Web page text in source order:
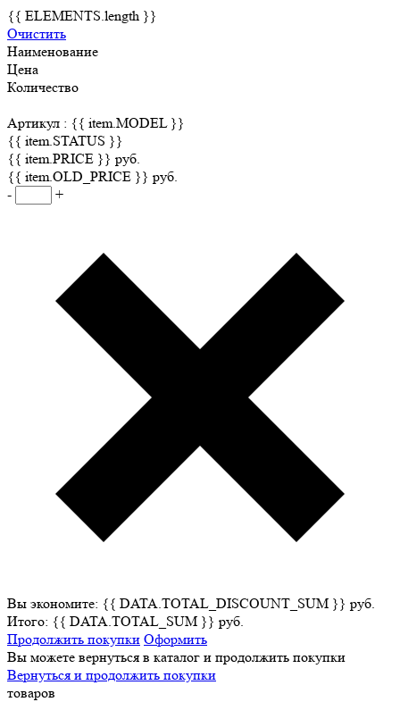
{{ ELEMENTS.length }}
Очистить
Наименование
Цена
Количество
Артикул : {{ item.MODEL }}
{{ item.STATUS }}
{{ item.PRICE }} руб.
{{ item.OLD_PRICE }} руб.
-
+
Вы экономите: {{ DATA.TOTAL_DISCOUNT_SUM }} руб.
Итого: {{ DATA.TOTAL_SUM }} руб.
Продолжить покупки Оформить
Вы можете вернуться в каталог и продолжить покупки
Вернуться и продолжить покупки
товаров